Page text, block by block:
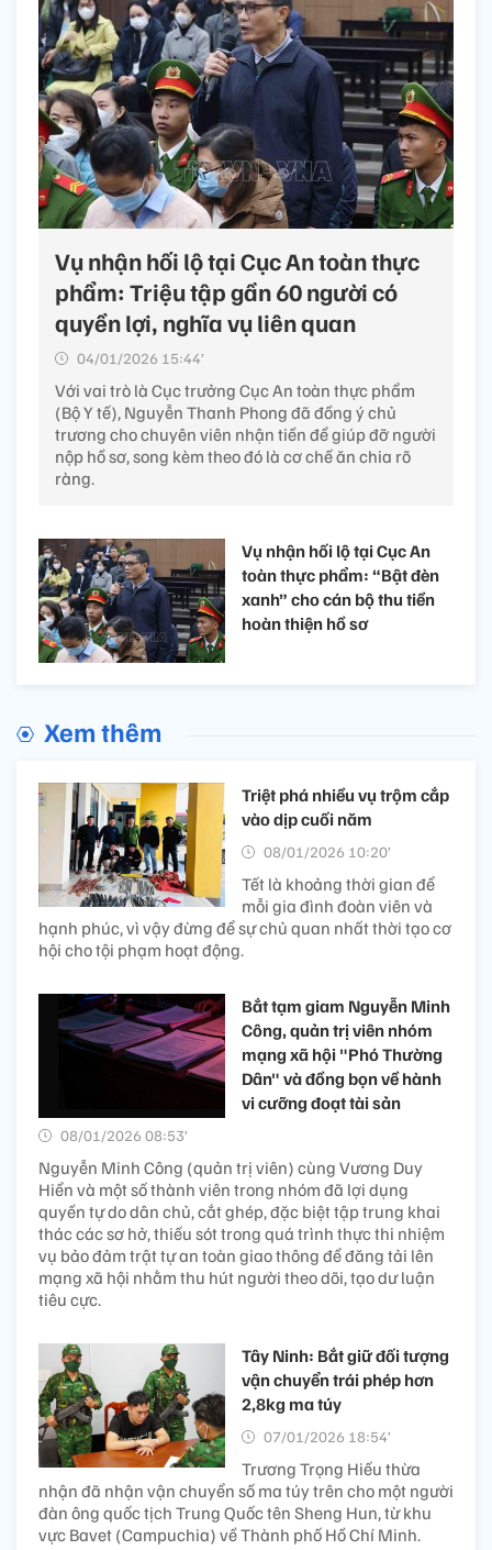
Vụ nhận hối lộ tại Cục An toàn thực
phẩm: Triệu tập gần 60 người có
quyền lợi, nghĩa vụ liên quan
04/01/2026 15:44’
Với vai trò là Cục trưởng Cục An toàn thực phẩm
(Bộ Y tế), Nguyễn Thanh Phong đã đồng ý chủ
trương cho chuyên viên nhận tiền để giúp đỡ người
nộp hồ sơ, song kèm theo đó là cơ chế ăn chia rõ
ràng.
Vụ nhận hối lộ tại Cục An
toàn thực phẩm: “Bật đèn
xanh” cho cán bộ thu tiền
hoàn thiện hồ sơ
Xem thêm
Triệt phá nhiều vụ trộm cắp
vào dịp cuối năm
08/01/2026 10:20’
Tết là khoảng thời gian để
mỗi gia đình đoàn viên và
hạnh phúc, vì vậy đừng để sự chủ quan nhất thời tạo cơ
hội cho tội phạm hoạt động.
Bắt tạm giam Nguyễn Minh
Công, quản trị viên nhóm
mạng xã hội "Phó Thường
Dân" và đồng bọn về hành
vi cưỡng đoạt tài sản
08/01/2026 08:53’
Nguyễn Minh Công (quản trị viên) cùng Vương Duy
Hiển và một số thành viên trong nhóm đã lợi dụng
quyền tự do dân chủ, cắt ghép, đặc biệt tập trung khai
thác các sơ hở, thiếu sót trong quá trình thực thi nhiệm
vụ bảo đảm trật tự an toàn giao thông để đăng tải lên
mạng xã hội nhằm thu hút người theo dõi, tạo dư luận
tiêu cực.
Tây Ninh: Bắt giữ đối tượng
vận chuyển trái phép hơn
2,8kg ma túy
07/01/2026 18:54’
Trương Trọng Hiếu thừa
nhận đã nhận vận chuyển số ma túy trên cho một người
đàn ông quốc tịch Trung Quốc tên Sheng Hun, từ khu
vực Bavet (Campuchia) về Thành phố Hồ Chí Minh.